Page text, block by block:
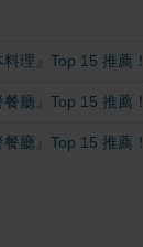
理』Top 15 推薦！
廳』Top 15 推薦！
廳』Top 15 推薦！